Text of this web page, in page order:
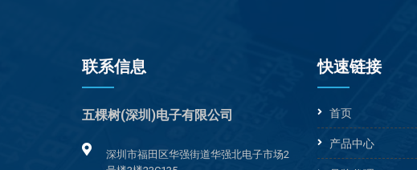
联系信息
五棵树(深圳)电子有限公司
深圳市福田区华强街道华强北电子市场2
快速链接
首页
产品中心